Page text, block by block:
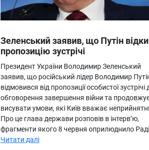
Корисності
Про нас
Зеленський заявив, що Путін
пропозицію зустрічі
Президент України Володимир Зеленський
заявив, що російський лідер Володимир
відмовився від пропозиції особистої зустрічі
обговорення завершення війни та
висувати умови, які Київ вважає
Про це глава держави розповів в інтерв’ю,
фрагменти якого 8 червня оприлюднило
Читати далі